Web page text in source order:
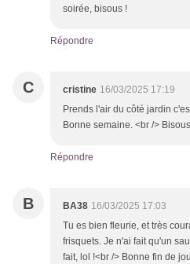
soirée, bisous !
Répondre
C cristine 16/03/2025 17:19
Prends l'air du côté jardin
Bonne semaine. <br /> Bisous
Répondre
B BA38 16/03/2025 17:03
Tu es bien fleurie, et très
frisquets. Je n'ai fait qu'un
fait, lol !<br /> Bonne fin de